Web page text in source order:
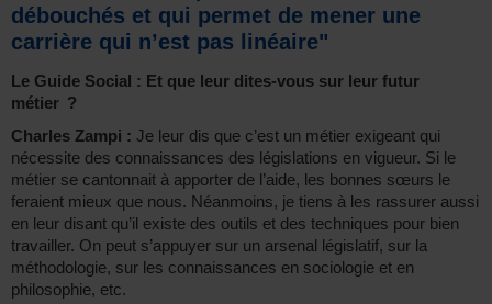
débouchés et qui permet de mener une
carrière qui n’est pas linéaire"
Le Guide Social : Et que leur dites-vous sur leur futur
métier ?
Charles Zampi : Je leur dis que c’est un métier exigeant qui
nécessite des connaissances des législations en vigueur. Si le
métier se cantonnait à apporter de l’aide, les bonnes sœurs le
feraient mieux que nous. Néanmoins, je tiens à les rassurer aussi
en leur disant qu’il existe des outils et des techniques pour bien
travailler. On peut s’appuyer sur un arsenal législatif, sur la
méthodologie, sur les connaissances en sociologie et en
philosophie, etc.